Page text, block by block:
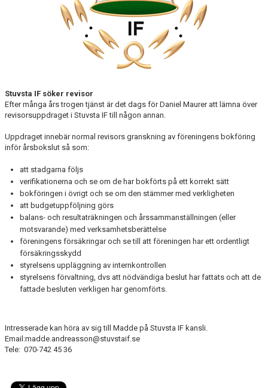
LEDIGA TJÄNSTER
KLUBBSHOPPEN
SUPPORTERSHOP
KALENDER
MATCHER
LEDARINFO
DOMARE
SPELARE & FÖRÄLDRAR
FOTBOLLSSKOLA FÖR KNATTAR
TRYGG FÖRENING
Stuvsta IF söker revisor
Efter många års trogen tjänst är det dags för Daniel Maurer att lämna över
revisorsuppdraget i Stuvsta IF till någon annan.
Uppdraget innebär normal revisors granskning av föreningens bokföring
inför årsbokslut så som:
att stadgarna följs
verifikationerna och se om de har bokförts på ett korrekt sätt
bokföringen i övrigt och se om den stämmer med verkligheten
att budgetuppföljning görs
balans- och resultaträkningen och årssammanställningen (eller
motsvarande) med verksamhets­berättelse
föreningens försäkringar och se till att föreningen har ett ordent­ligt
försäkringsskydd
styrelsens uppläggning av internkontrollen
styrelsens förvaltning, dvs att nödvändiga beslut har fattats och att de
fattade besluten verkligen har genomförts.
Intresserade kan höra av sig till Madde på Stuvsta IF kansli.
Email:madde.andreasson@stuvstaif.se
Tele: 070-742 45 36